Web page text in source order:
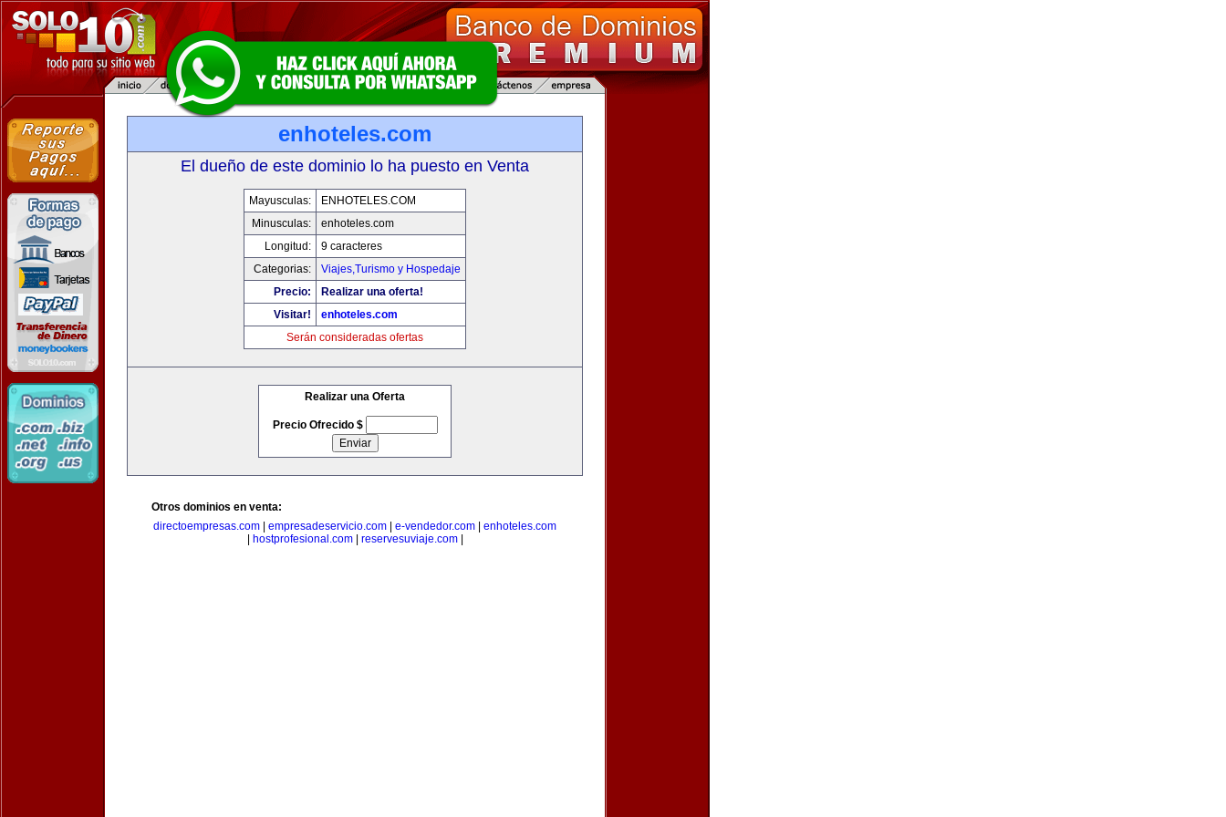
enhoteles.com
El dueño de este dominio lo ha puesto en Venta
Mayusculas:
ENHOTELES.COM
Minusculas:
enhoteles.com
Longitud:
9 caracteres
Categorias:
Viajes,Turismo y Hospedaje
Precio:
Realizar una oferta!
Visitar!
enhoteles.com
Serán consideradas ofertas
Realizar una Oferta
Precio Ofrecido $
Otros dominios en venta:
directoempresas.com
empresadeservicio.com e-vendedor.com
enhoteles.com
hostprofesional.com| reservesuviaje.com|